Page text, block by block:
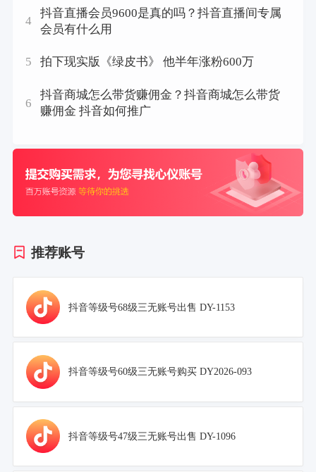
4
抖音直播会员9600是真的吗？抖音直播间专属
会员有什么用
5 拍下现实版《绿皮书》 他半年涨粉600万
6
抖音商城怎么带货赚佣金？抖音商城怎么带货
赚佣金 抖音如何推广
推荐账号
抖音等级号68级三无账号出售 DY-1153
抖音等级号60级三无账号购买 DY2026-093
抖音等级号47级三无账号出售 DY-1096